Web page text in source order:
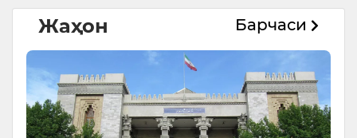
Жаҳон Барчаси